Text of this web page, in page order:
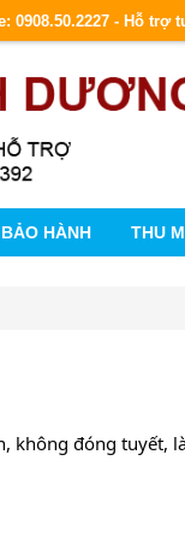
0908.50.2227 - Hỗ trợ
BẢO HÀNH THU
không đóng